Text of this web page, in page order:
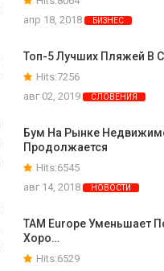
апр 18, 2018
БИЗНЕС
Топ-5 Лучших Пляжей В
Hits:7256
авг 02, 2019
СЛОВЕНИЯ
Бум На Рынке
Продолжается
Hits:6545
авг 14, 2018
НОВОСТИ
TAM Europe Уменьшает
Хоро…
Hits:6529